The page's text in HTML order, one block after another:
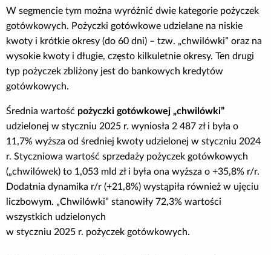
W segmencie tym można wyróżnić dwie kategorie pożyczek
gotówkowych. Pożyczki gotówkowe udzielane na niskie
kwoty i krótkie okresy (do 60 dni) – tzw. „chwilówki” oraz na
wysokie kwoty i długie, często kilkuletnie okresy. Ten drugi
typ pożyczek zbliżony jest do bankowych kredytów
gotówkowych.
Średnia wartość pożyczki gotówkowej „chwilówki”
udzielonej w styczniu 2025 r. wyniosła 2 487 zł i była o
11,7% wyższa od średniej kwoty udzielonej w styczniu 2024
r. Styczniowa wartość sprzedaży pożyczek gotówkowych
(„chwilówek) to 1,053 mld zł i była ona wyższa o +35,8% r/r.
Dodatnia dynamika r/r (+21,8%) wystąpiła również w ujęciu
liczbowym. „Chwilówki” stanowiły 72,3% wartości
wszystkich udzielonych
w styczniu 2025 r. pożyczek gotówkowych.